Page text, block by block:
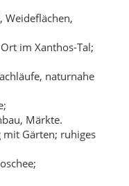
Weideflächen,
im Xanthos-Tal;
naturnahe
Märkte.
mit Gärten; ruhiges